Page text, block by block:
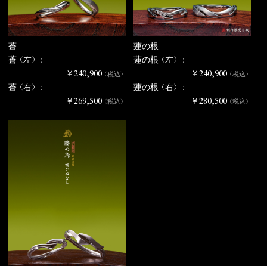
蒼
蒼（左） :
￥240,900 （税込）
蒼（右） :
￥269,500 （税込）
蓮の根
蓮の根（左） :
￥240,900（税込）
蓮の根（右） :
￥280,500（税込）